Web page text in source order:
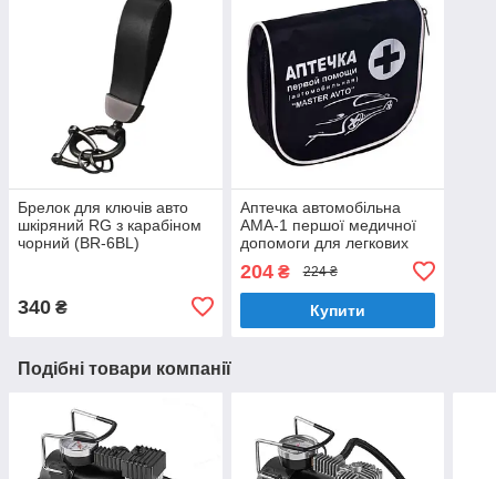
Брелок для ключів авто
шкіряний RG з карабіном
чорний (BR-6BL)
340 ₴
Аптечка автомобільна
АМА-1 першої медичної
допомоги для легкових
204₴ 224 ₴
Купити
Подібні товари компанії